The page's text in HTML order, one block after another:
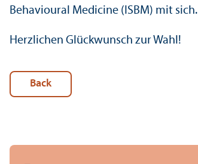
Behavioural Medicine (ISBM) mit sich.
Herzlichen Glückwunsch zur Wahl!
Back